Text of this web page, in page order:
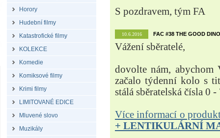
Horory
Hudební filmy
Katastrofické filmy
KOLEKCE
Komedie
Komiksové filmy
Krimi filmy
LIMITOVANÉ EDICE
Mluvené slovo
Muzikály
S pozdravem, tým FA
10.6.2016 FAC #38 THE GOOD
Vážení sběratelé,
dovolte nám,
začalo týdenní kolo s
stálá sběratelská čísla 0 -
Více informací o
+ LENTIKULÁRNÍ